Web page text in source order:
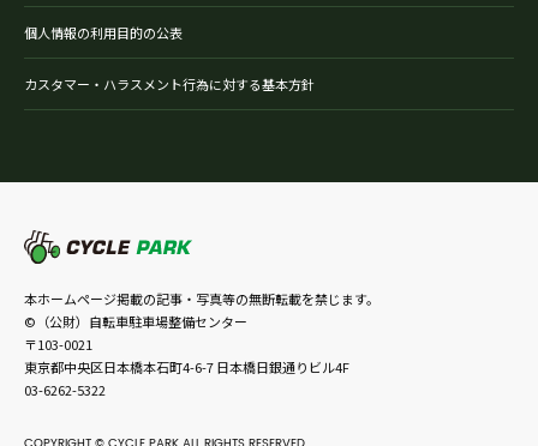
個人情報の利用目的の公表
カスタマー・ハラスメント行為に対する基本方針
本ホームページ掲載の記事・写真等の無断転載を禁じます。
©（公財）自転車駐車場整備センター
〒103-0021
東京都中央区日本橋本石町4-6-7 日本橋日銀通りビル4F
03-6262-5322